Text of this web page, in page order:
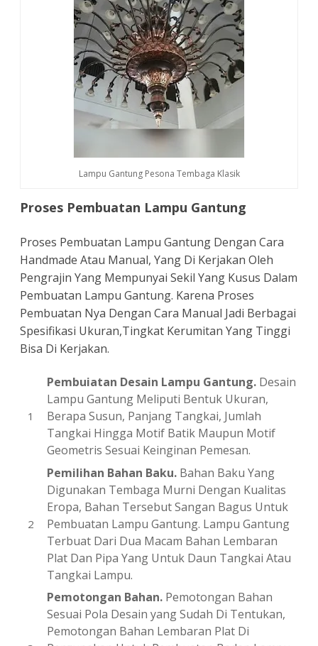
Lampu Gantung Pesona Tembaga Klasik
Proses Pembuatan Lampu Gantung
Proses Pembuatan Lampu Gantung Dengan Cara
Handmade Atau Manual, Yang Di Kerjakan Oleh
Pengrajin Yang Mempunyai Sekil Yang Kusus Dalam
Pembuatan Lampu Gantung. Karena Proses
Pembuatan Nya Dengan Cara Manual Jadi Berbagai
Spesifikasi Ukuran,Tingkat Kerumitan Yang Tinggi
Bisa Di Kerjakan.
Pembuiatan Desain Lampu Gantung.Desain
Lampu Gantung Meliputi Bentuk Ukuran,
Berapa Susun, Panjang Tangkai, Jumlah
Tangkai Hingga Motif Batik Maupun Motif
Geometris Sesuai Keinginan Pemesan.
Pemilihan Bahan Baku.Bahan Baku Yang
Digunakan Tembaga Murni Dengan Kualitas
Eropa, Bahan Tersebut Sangan Bagus Untuk
Pembuatan Lampu Gantung. Lampu Gantung
Terbuat Dari Dua Macam Bahan Lembaran
Plat Dan Pipa Yang Untuk Daun Tangkai Atau
Tangkai Lampu.
Pemotongan Bahan.Pemotongan Bahan
Sesuai Pola Desain yang Sudah Di Tentukan,
Pemotongan Bahan Lembaran Plat Di